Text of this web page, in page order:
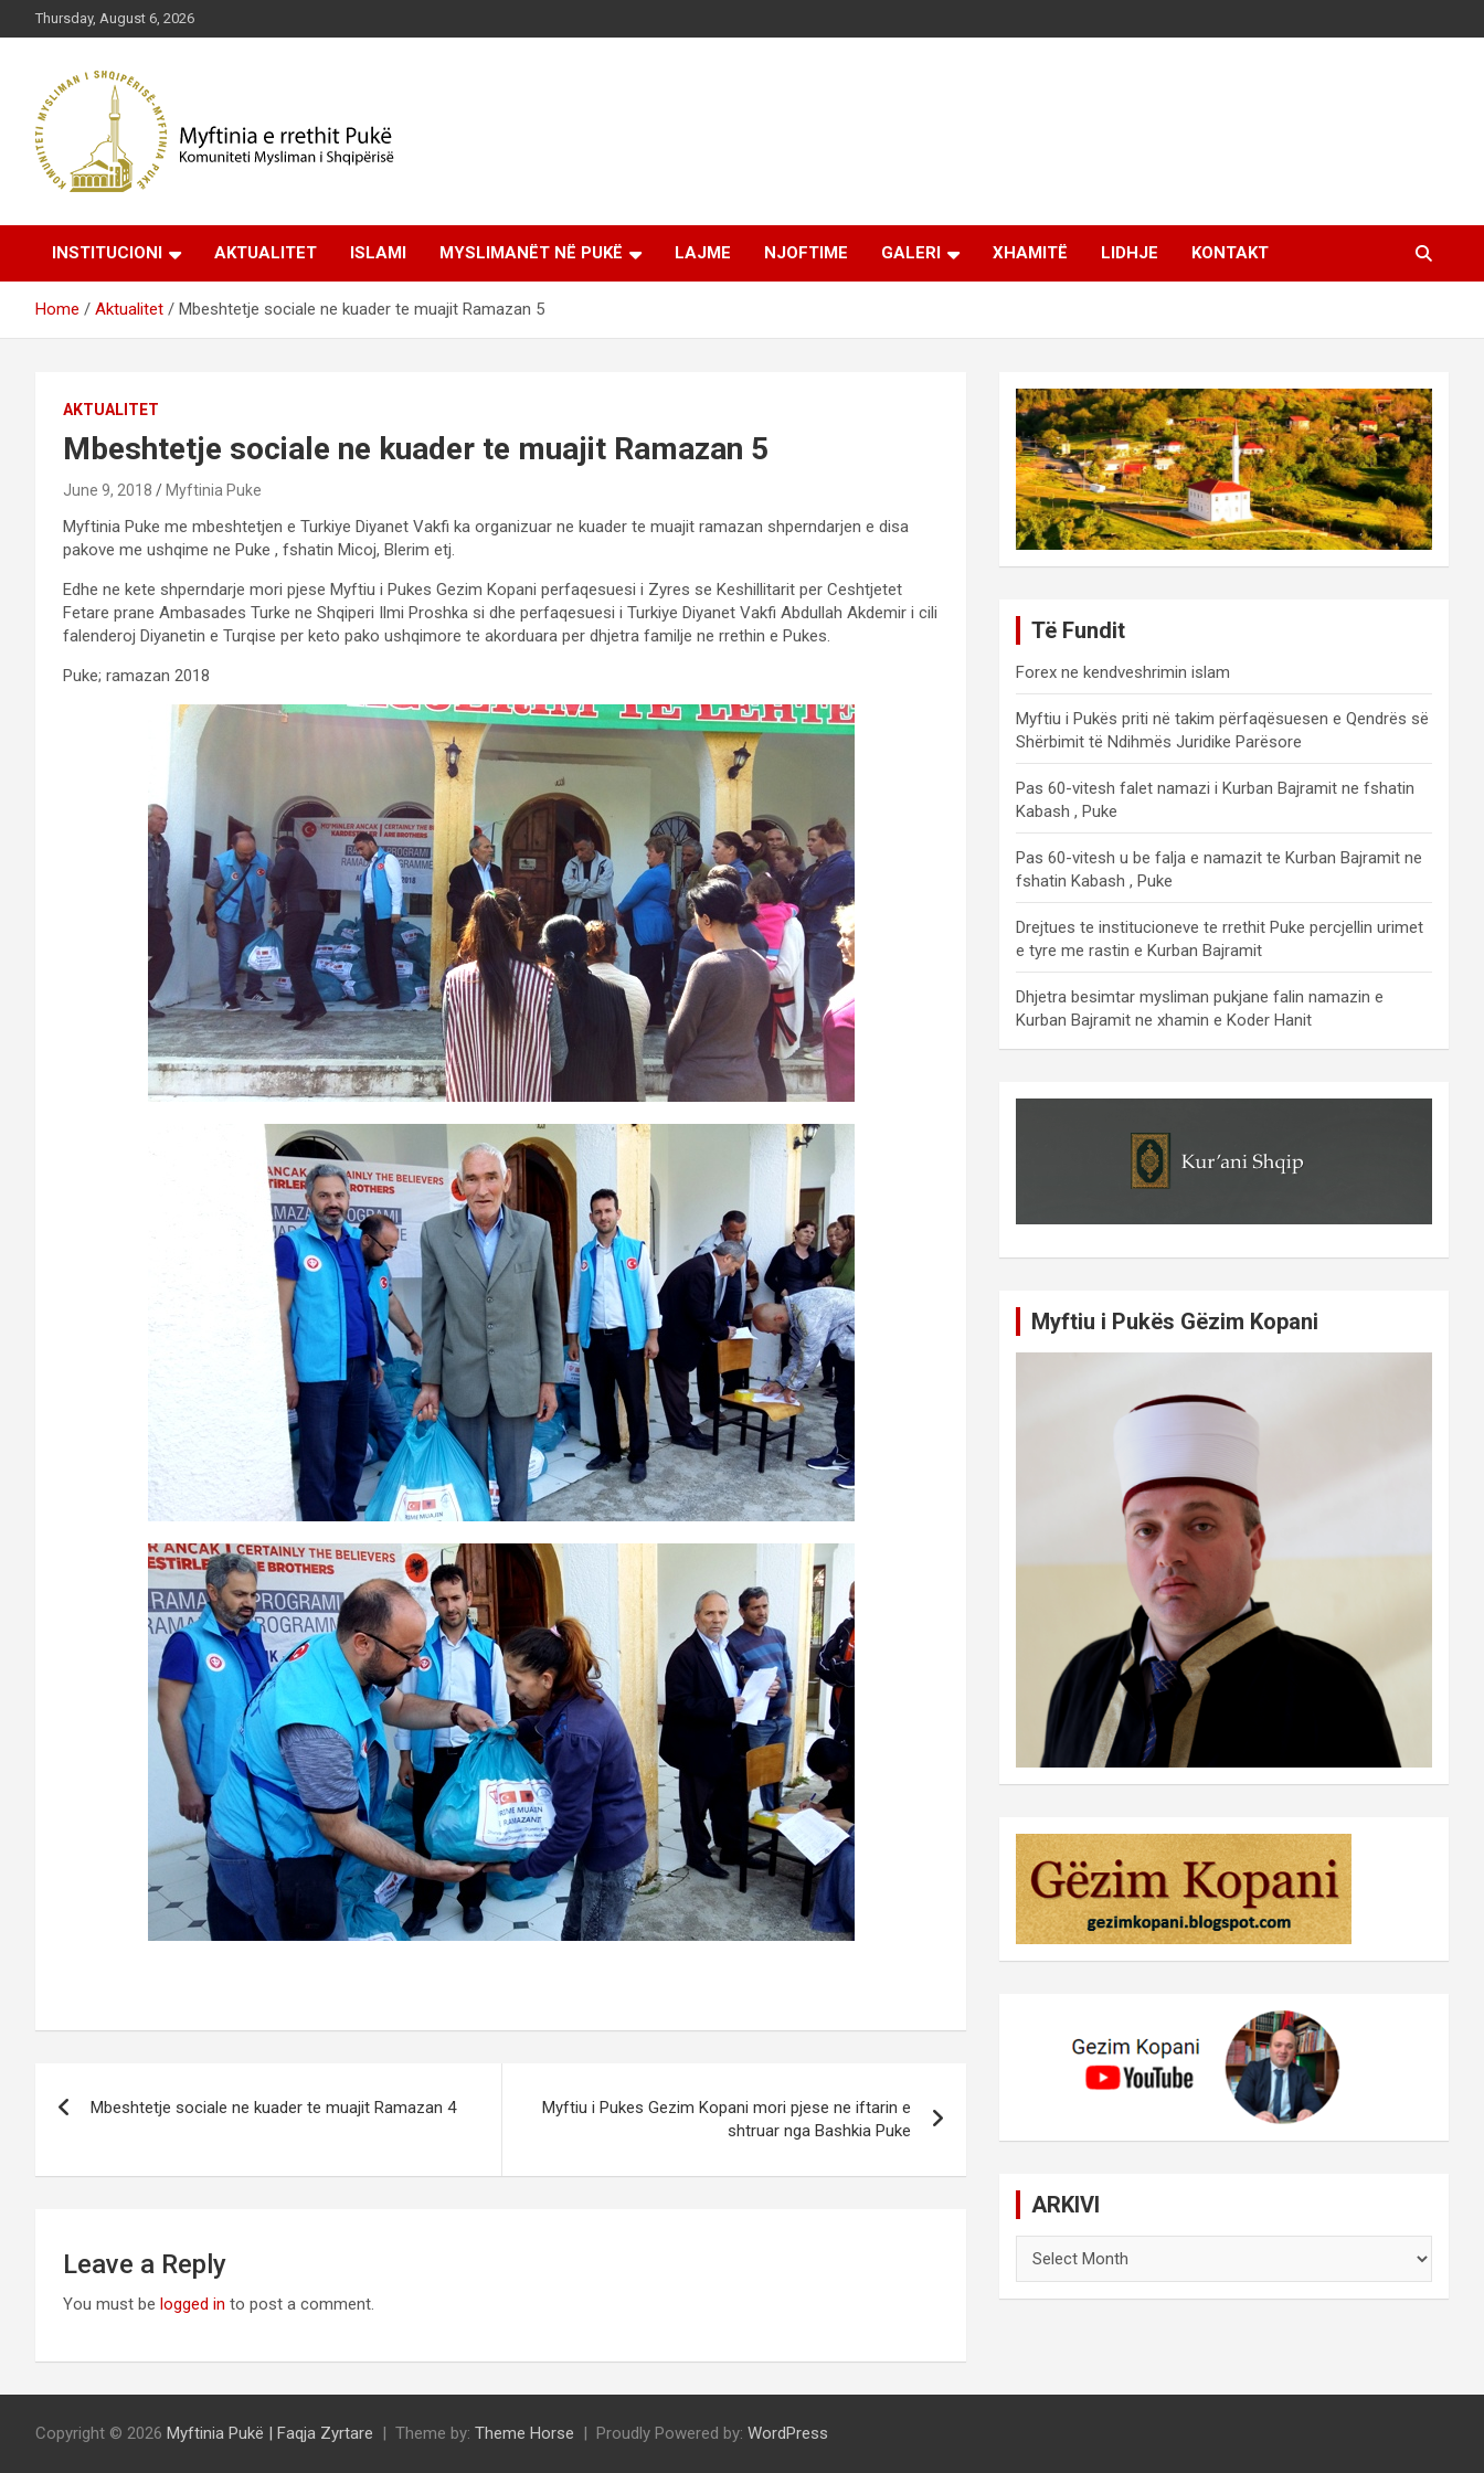
to
Thursday, August 6, 2026
Myftinia Pukë | Faqja
Zyrtare
INSTITUCIONI AKTUALITET ISLAMI MYSLIMANËT NË PUKË LAJME NJOFTIME GALERI XHAMITË LIDHJE KONTAKT
Home Aktualitet Mbeshtetje sociale ne kuader te muajit Ramazan 5
AKTUALITET
Mbeshtetje sociale ne kuader te muajit Ramazan 5
June 9, 2018 Myftinia Puke
Myftinia Puke me mbeshtetjen e Turkiye Diyanet Vakfi ka organizuar ne kuader te muajit ramazan shperndarjen e disa
pakove me ushqime ne Puke , fshatin Micoj, Blerim etj.
Edhe ne kete shperndarje mori pjese Myftiu i Pukes Gezim Kopani perfaqesuesi i Zyres se Keshillitarit per Ceshtjetet
Fetare prane Ambasades Turke ne Shqiperi Ilmi Proshka si dhe perfaqesuesi i Turkiye Diyanet Vakfi Abdullah Akdemir i cili
falenderoj Diyanetin e Turqise per keto pako ushqimore te akorduara per dhjetra familje ne rrethin e Pukes.
Puke; ramazan 2018
navigation
Mbeshtetje sociale ne kuader te muajit Ramazan 4
Myftiu i Pukes Gezim Kopani mori pjese ne iftarin e
shtruar nga Bashkia Puke
Leave a Reply
You must be logged in to post a comment.
Të Fundit
Forex ne kendveshrimin islam
Myftiu i Pukës priti në takim përfaqësuesen e Qendrës së
Shërbimit të Ndihmës Juridike Parësore
Pas 60-vitesh falet namazi i Kurban Bajramit ne fshatin
Kabash , Puke
Pas 60-vitesh u be falja e namazit te Kurban Bajramit ne
fshatin Kabash , Puke
Drejtues te institucioneve te rrethit Puke percjellin urimet
e tyre me rastin e Kurban Bajramit
Dhjetra besimtar mysliman pukjane falin namazin e
Kurban Bajramit ne xhamin e Koder Hanit
Myftiu i Pukës Gëzim Kopani
ARKIVI
Copyright © 2026 Myftinia Pukë | Faqja Zyrtare Theme by: Theme Horse Proudly Powered by: WordPress